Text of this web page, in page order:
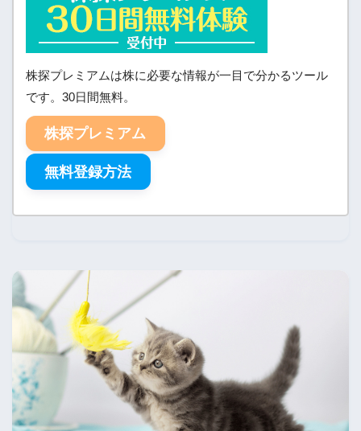
株探プレミアムは株に必要な情報が一目で分かるツール
です。30日間無料。
株探プレミアム
無料登録方法